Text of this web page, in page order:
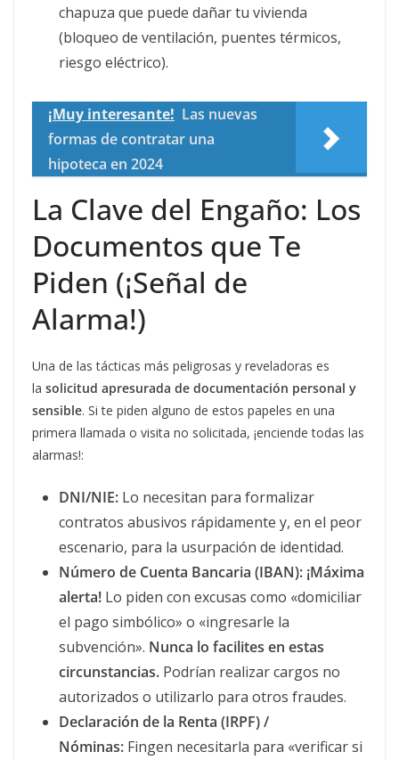
chapuza que puede dañar tu vivienda
(bloqueo de ventilación, puentes térmicos,
riesgo eléctrico).
¡Muy interesante! Las nuevas
formas de contratar una
hipoteca en 2024
La Clave del Engaño: Los
Documentos que Te
Piden (¡Señal de
Alarma!)
Una de las tácticas más peligrosas y reveladoras es
la solicitud apresurada de documentación personal y
sensible. Si te piden alguno de estos papeles en una
primera llamada o visita no solicitada, ¡enciende todas las
alarmas!:
DNI/NIE: Lo necesitan para formalizar
contratos abusivos rápidamente y, en el peor
escenario, para la usurpación de identidad.
Número de Cuenta Bancaria (IBAN): ¡Máxima
alerta! Lo piden con excusas como «domiciliar
el pago simbólico» o «ingresarle la
subvención». Nunca lo facilites en estas
circunstancias. Podrían realizar cargos no
autorizados o utilizarlo para otros fraudes.
Declaración de la Renta (IRPF) /
Nóminas: Fingen necesitarla para «verificar si